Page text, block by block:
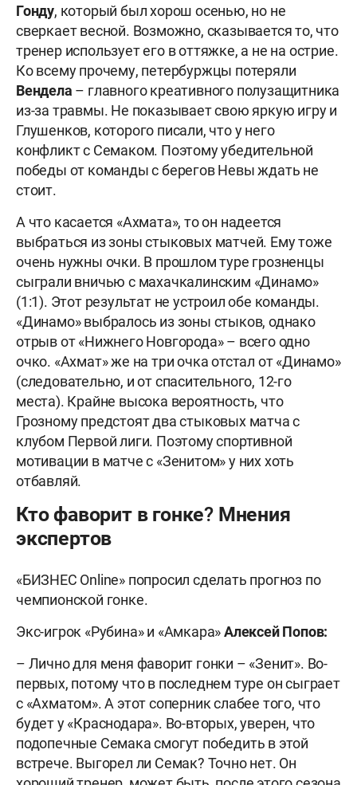
Гонду, который был хорош осенью, но не
сверкает весной. Возможно, сказывается то, что
тренер использует его в оттяжке, а не на острие.
Ко всему прочему, петербуржцы потеряли
Вендела – главного креативного полузащитника
из-за травмы. Не показывает свою яркую игру и
Глушенков, которого писали, что у него
конфликт с Семаком. Поэтому убедительной
победы от команды с берегов Невы ждать не
стоит.
А что касается «Ахмата», то он надеется
выбраться из зоны стыковых матчей. Ему тоже
очень нужны очки. В прошлом туре грозненцы
сыграли вничью с махачкалинским «Динамо»
(1:1). Этот результат не устроил обе команды.
«Динамо» выбралось из зоны стыков, однако
отрыв от «Нижнего Новгорода» – всего одно
очко. «Ахмат» же на три очка отстал от «Динамо»
(следовательно, и от спасительного, 12-го
места). Крайне высока вероятность, что
Грозному предстоят два стыковых матча с
клубом Первой лиги. Поэтому спортивной
мотивации в матче с «Зенитом» у них хоть
отбавляй.
Кто фаворит в гонке? Мнения
экспертов
«БИЗНЕС Online» попросил сделать прогноз по
чемпионской гонке.
Экс-игрок «Рубина» и «Амкара»Алексей Попов:
– Лично для меня фаворит гонки – «Зенит». Во-
первых, потому что в последнем туре он сыграет
с «Ахматом». А этот соперник слабее того, что
будет у «Краснодара». Во-вторых, уверен, что
подопечные Семака смогут победить в этой
встрече. Выгорел ли Семак? Точно нет. Он